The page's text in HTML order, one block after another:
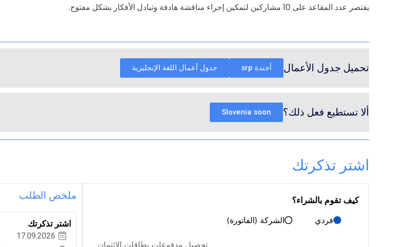
يقتصر عدد المقاعد على 10 مشاركين لتمكين إجراء مناقشة هادفة وتبادل الأفكار بشكل مفتوح.
تحميل جدول الأعمال أجندة srp جدول أعمال اللغة الإنجليزية
ألا تستطيع فعل ذلك؟ Slovenia soon
اشتر تذكرتك
كيف تقوم بالشراء؟
فردي الشركة (الفاتورة)
تحصيل مدفوعات بطاقات الائتمان
ملخص الطلب
اشتر تذكرتك
17.09.2026